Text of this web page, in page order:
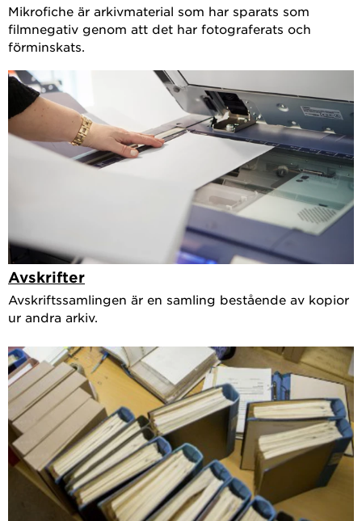
Mikrofiche är arkivmaterial som har sparats som
filmnegativ genom att det har fotograferats och
förminskats.
Avskrifter
Avskriftssamlingen är en samling bestående av kopior
ur andra arkiv.